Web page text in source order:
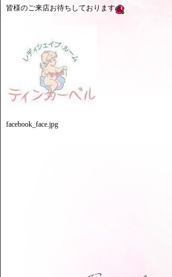
皆様のご来店お待ちしております
facebook_face.jpg